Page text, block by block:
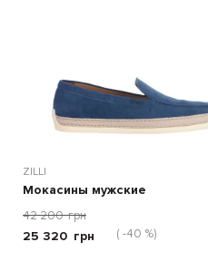
ZILLI
Мокасины мужские
42 200 грн
25 320 грн ( -40 %)